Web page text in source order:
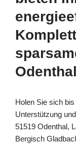
Odenthal
Holen Sie sich
Unterstützung
51519 Odenthal,
Bergisch